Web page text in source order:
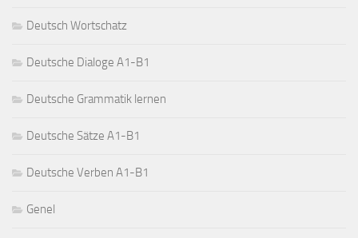
Deutsch Wortschatz
Deutsche Dialoge A1-B1
Deutsche Grammatik lernen
Deutsche Sätze A1-B1
Deutsche Verben A1-B1
Genel